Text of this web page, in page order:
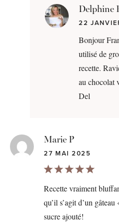
Delphine
22
Bonjour
utilisé de
recette.
au chocolat
Del
Marie P
27 MAI 2025
Recette vraiment
qu’il s’agit d’un
sucre ajouté!